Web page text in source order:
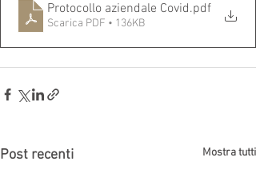
Protocollo aziendale Covid.pdf
Scarica PDF • 136KB
Post recenti Mostra tutti